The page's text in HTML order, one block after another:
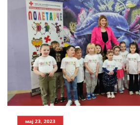
ИСТОРИЈАТ НА ЦКРМ
ИСТОРИЈАТ НА
СТРУКТУРА НА
мај 23, 2023